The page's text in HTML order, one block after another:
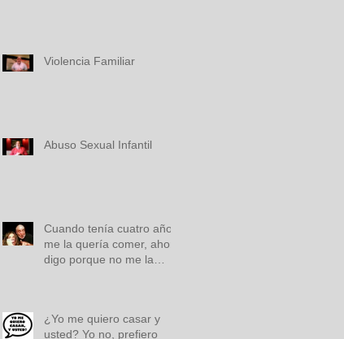
Violencia Familiar
Abuso Sexual Infantil
Cuando tenía cuatro años
me la quería comer, ahora
digo porque no me la
¿Yo me quiero casar y
usted? Yo no, prefiero